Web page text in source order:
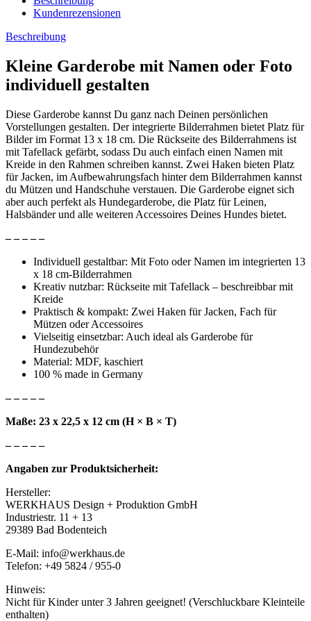
Kundenrezensionen
Beschreibung
Kleine Garderobe mit Namen oder Foto
individuell gestalten
Diese Garderobe kannst Du ganz nach Deinen persönlichen
Vorstellungen gestalten. Der integrierte Bilderrahmen bietet Platz für
Bilder im Format 13 x 18 cm. Die Rückseite des Bilderrahmens ist
mit Tafellack gefärbt, sodass Du auch einfach einen Namen mit
Kreide in den Rahmen schreiben kannst. Zwei Haken bieten Platz
für Jacken, im Aufbewahrungsfach hinter dem Bilderrahmen kannst
du Mützen und Handschuhe verstauen. Die Garderobe eignet sich
aber auch perfekt als Hundegarderobe, die Platz für Leinen,
Halsbänder und alle weiteren Accessoires Deines Hundes bietet.
– – – – –
Individuell gestaltbar: Mit Foto oder Namen im integrierten 13
x 18 cm-Bilderrahmen
Kreativ nutzbar: Rückseite mit Tafellack – beschreibbar mit
Kreide
Praktisch & kompakt: Zwei Haken für Jacken, Fach für
Mützen oder Accessoires
Vielseitig einsetzbar: Auch ideal als Garderobe für
Hundezubehör
Material: MDF, kaschiert
100 % made in Germany
– – – – –
Maße: 23 x 22,5 x 12 cm (H × B × T)
– – – – –
Angaben zur Produktsicherheit:
Hersteller:
WERKHAUS Design + Produktion GmbH
Industriestr. 11 + 13
29389 Bad Bodenteich
E-Mail: info@werkhaus.de
Telefon: +49 5824 / 955-0
Hinweis:
Nicht für Kinder unter 3 Jahren geeignet! (Verschluckbare Kleinteile
enthalten)